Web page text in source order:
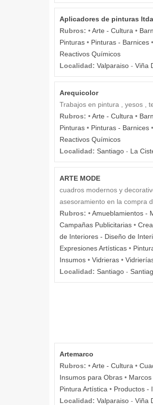
Aplicadores de pinturas
Rubros: •Arte - Cultura •
Pinturas • Pinturas - Barnices •
Reactivos Químicos
Localidad: Valparaiso - Viña
Arequicolor
Trabajos en pintura , yesos ,
Rubros: •Arte - Cultura •
Pinturas • Pinturas - Barnices •
Reactivos Químicos
Localidad: Santiago - La
ARTE MODE
cuadros modernos y
asesoramiento en la compra
Rubros: •Amueblamientos -
Campañas Publicitarias •
de Interiores - Diseño de
Expresiones Artísticas •
Insumos • Vidrieras •
Localidad: Santiago -
Artemarco
Rubros: •Arte - Cultura •
Insumos para Obras •
Pintura Artística • Productos -
Localidad: Valparaiso - Viña